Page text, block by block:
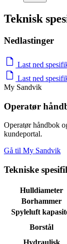
Teknisk
Nedlastinger
Last ned
Last ned
My Sandvik
Operatør
Operatør håndbok
kundeportal.
Gå til My Sandvik
Tekniske
Hulldiameter
Borhammer
Spyleluft
Borstål
Hydraulisk